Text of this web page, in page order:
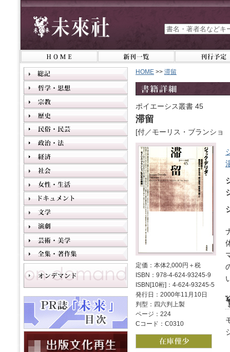
HOME >> 滞留
ポイエーシス叢書 45
滞留
[付／モーリス・ブランショ
定価：本体2,000円＋税
ISBN：978-4-624-93245-9
ISBN[10桁]：4-624-93245-5
発行日：2000年11月10日
判型：四六判上製
ページ：224
Cコード：C0310